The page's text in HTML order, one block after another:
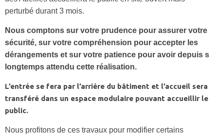
perturbé durant 3 mois.
Nous comptons sur votre prudence pour assurer votre
sécurité, sur votre compréhension pour accepter les
dérangements et sur votre patience pour avoir depuis s
longtemps attendu cette réalisation.
L’entrée se fera par l’arrière du bâtiment et l’accueil sera
transféré dans un espace modulaire pouvant accueillir le
public.
Nous profitons de ces travaux pour modifier certains